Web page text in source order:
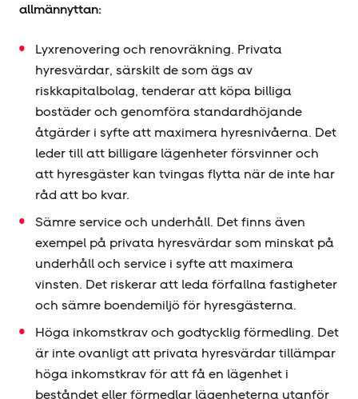
allmännyttan:
Lyxrenovering och renovräkning. Privata
hyresvärdar, särskilt de som ägs av
riskkapitalbolag, tenderar att köpa billiga
bostäder och genomföra standardhöjande
åtgärder i syfte att maximera hyresnivåerna. Det
leder till att billigare lägenheter försvinner och
att hyresgäster kan tvingas flytta när de inte har
råd att bo kvar.
Sämre service och underhåll. Det finns även
exempel på privata hyresvärdar som minskat på
underhåll och service i syfte att maximera
vinsten. Det riskerar att leda förfallna fastigheter
och sämre boendemiljö för hyresgästerna.
Höga inkomstkrav och godtycklig förmedling. Det
är inte ovanligt att privata hyresvärdar tillämpar
höga inkomstkrav för att få en lägenhet i
beståndet eller förmedlar lägenheterna utanför